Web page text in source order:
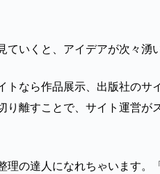
いくと、アイデアが次々湧
なら作品展示、出版社のサ
離すことで、サイト運営が
の達人になれちゃいます。